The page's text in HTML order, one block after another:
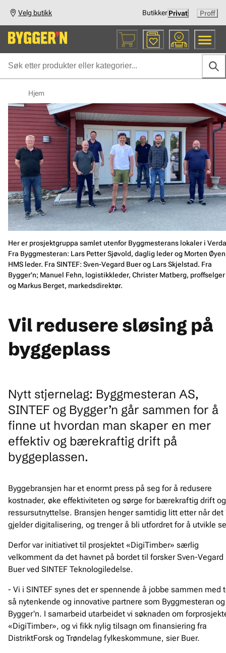
Velg butikk ButikkerPrivat Proff
Hjem
Her er prosjektgruppa samlet utenfor Byggmesterans lokaler i
Fra Byggmesteran: Lars Petter Sjøvold, daglig leder og Morten
HMS leder. Fra SINTEF: Sven-Vegard Buer og Lars Skjelstad. Fra
Bygger'n; Manuel Fehn, logistikkleder, Christer Matberg, proffselger
og Markus Berget, markedsdirektør.
Vil redusere sløsing på
byggeplass
Nytt stjernelag: Byggmesteran AS,
SINTEF og Bygger’n går sammen for å
finne ut hvordan man skaper en mer
effektiv og bærekraftig drift på
byggeplassen.
Byggebransjen har et enormt press på seg for å redusere
kostnader, øke effektiviteten og sørge for bærekraftig drift og
ressursutnyttelse. Bransjen henger samtidig litt etter når det
gjelder digitalisering, og trenger å bli utfordret for å utvikle
Derfor var initiativet til prosjektet «DigiTimber» særlig
velkomment da det havnet på bordet til forsker Sven-Vegard
Buer ved SINTEF Teknologiledelse.
- Vi i SINTEF synes det er spennende å jobbe sammen med
så nytenkende og innovative partnere som Byggmesteran og
Bygger'n. I samarbeid utarbeidet vi søknaden om
«DigiTimber», og vi fikk nylig tilsagn om finansiering fra
DistriktForsk og Trøndelag fylkeskommune, sier Buer.